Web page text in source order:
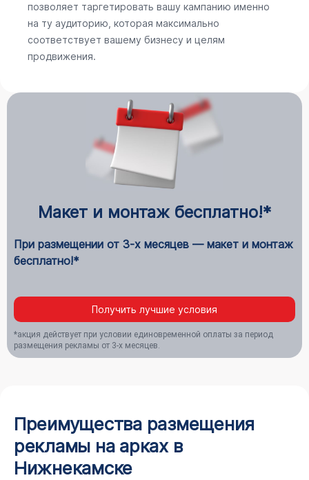
позволяет таргетировать вашу кампанию именно
на ту аудиторию, которая максимально
соответствует вашему бизнесу и целям
продвижения.
Макет и монтаж бесплатно!*
При размещении от 3-х месяцев — макет и монтаж
бесплатно!*
Получить лучшие условия
*акция действует при условии единовременной оплаты за период
размещения рекламы от 3-х месяцев.
Преимущества размещения
рекламы на арках в
Нижнекамске